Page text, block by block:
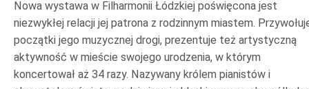
Nowa wystawa w Filharmonii Łódzkiej poświęcona jest
niezwykłej relacji jej patrona z rodzinnym miastem.
początki jego muzycznej drogi, prezentuje też artystyczną
aktywność w mieście swojego urodzenia, w którym
koncertował aż 34 razy. Nazywany królem pianistów i